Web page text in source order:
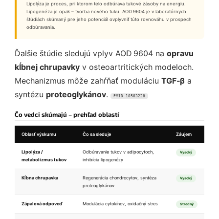
Lipolýza je proces, pri ktorom telo odbúrava tukové zásoby na energiu.
Lipogenéza je opak – tvorba nového tuku. AOD 9604 je v laboratórnych
štúdiách skúmaný pre jeho potenciál ovplyvniť túto rovnováhu v prospech
odbúravania.
Ďalšie štúdie sledujú vplyv AOD 9604 na opravu
kĺbnej chrupavky v osteoartritických modeloch.
Mechanizmus môže zahŕňať moduláciu TGF‑β a
syntézu proteoglykánov. PMID 18583228
Čo vedci skúmajú – prehľad oblastí
Oblasť výskumu Čo sa sleduje Záujem
Lipolýza /
metabolizmus tukov
Odbúravanie tukov v adipocytoch,
inhibícia lipogenézy
Vysoký
Kĺbna chrupavka
Regenerácia chondrocytov, syntéza
proteoglykánov
Vysoký
Zápalová odpoveď Modulácia cytokínov, oxidačný stres Stredný